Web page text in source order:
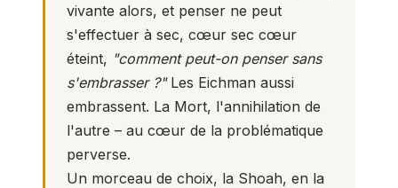
vivante alors, et penser ne peut
s'effectuer à sec, cœur sec cœur
éteint, "comment peut-on penser sans
s'embrasser ?"Les Eichman aussi
embrassent. La Mort, l'annihilation de
l'autre – au cœur de la problématique
perverse.
Un morceau de choix, la Shoah, en la